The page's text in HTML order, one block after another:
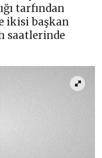
tarfından
ikisi başkan
saatlerinde